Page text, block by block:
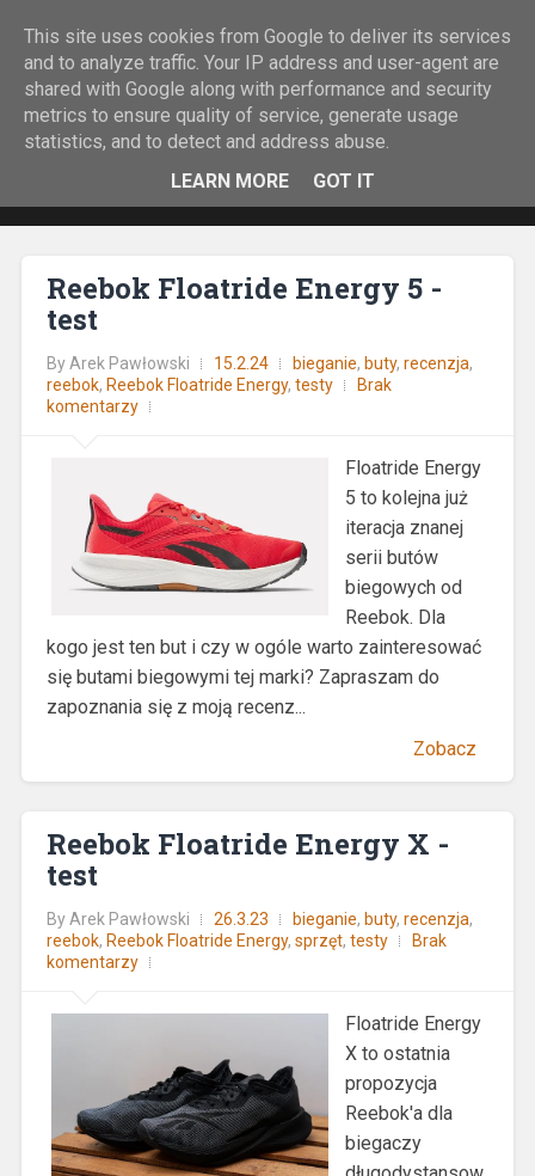
Rock&Run
O bieganiu z górskiej perspektywy.
Reebok Floatride Energy 5 -
test
ByArek Pawłowski 15.2.24 bieganie, buty, recenzja,
reebok, Reebok Floatride Energy, testy
Brak
komentarzy
Floatride Energy
5 to kolejna już
iteracja znanej
serii butów
biegowych od
Reebok. Dla
kogo jest ten but i czy w ogóle warto zainteresować
się butami biegowymi tej marki? Zapraszam do
zapoznania się z moją recenz...
Zobacz
Reebok Floatride Energy X -
test
By Arek Pawłowski 26.3.23 bieganie, buty, recenzja,
reebok, Reebok Floatride Energy, sprzęt, testy
Brak
komentarzy
Floatride Energy
X to ostatnia
propozycja
Reebok'a dla
biegaczy
This site uses cookies from Google to deliver its services
and to analyze traffic. Your IP address and user-agent are
shared with Google along with performance and security
metrics to ensure quality of service, generate usage
statistics, and to detect and address abuse.
LEARN MORE
GOT IT